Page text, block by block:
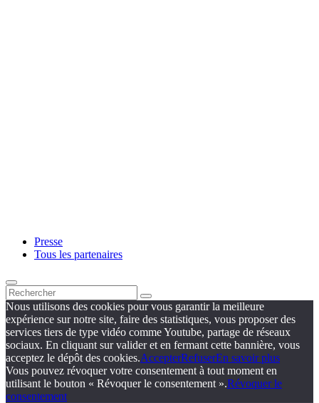
Presse
Tous les partenaires
Nous utilisons des cookies pour vous garantir la meilleure
expérience sur notre site, faire des statistiques, vous proposer des
services tiers de type vidéo comme Youtube, partage de réseaux
sociaux. En cliquant sur valider et en fermant cette bannière, vous
acceptez le dépôt des cookies.AccepterRefuserEn savoir plus
Vous pouvez révoquer votre consentement à tout moment en
utilisant le bouton « Révoquer le consentement ».Révoquer le
consentement